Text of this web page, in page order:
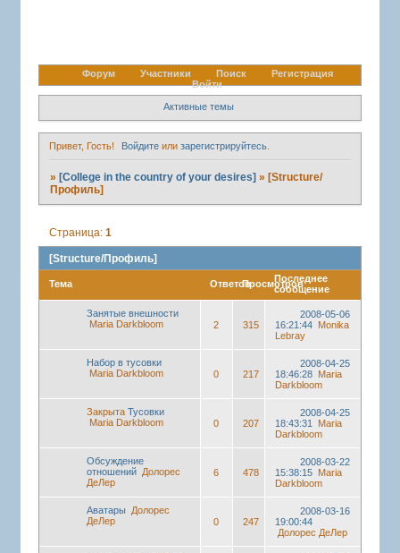
Форум Участники Поиск
Регистрация
Войти
Активные темы
Привет, Гость! Войдите илизарегистрируйтесь.
» [College in the country of your desires] » [Structure/
Профиль]
[Structure/Профиль]
Страница: 1
Тема ОтветовПросмотровПоследнее
сообщение
Занятые внешности
Maria Darkbloom
2 315
2008-05-06
16:21:44
Monika
Lebray
Набор в тусовки
Maria Darkbloom
0 217
2008-04-25
18:46:28
Maria
Darkbloom
Закрыта Тусовки
Maria Darkbloom
0 207
2008-04-25
18:43:31
Maria
Darkbloom
Обсуждение
отношений
Долорес
ДеЛер
6 478
2008-03-22
15:38:15
Maria
Darkbloom
Аватары
Долорес
ДеЛер
0 247
2008-03-16
19:00:44
Долорес ДеЛер